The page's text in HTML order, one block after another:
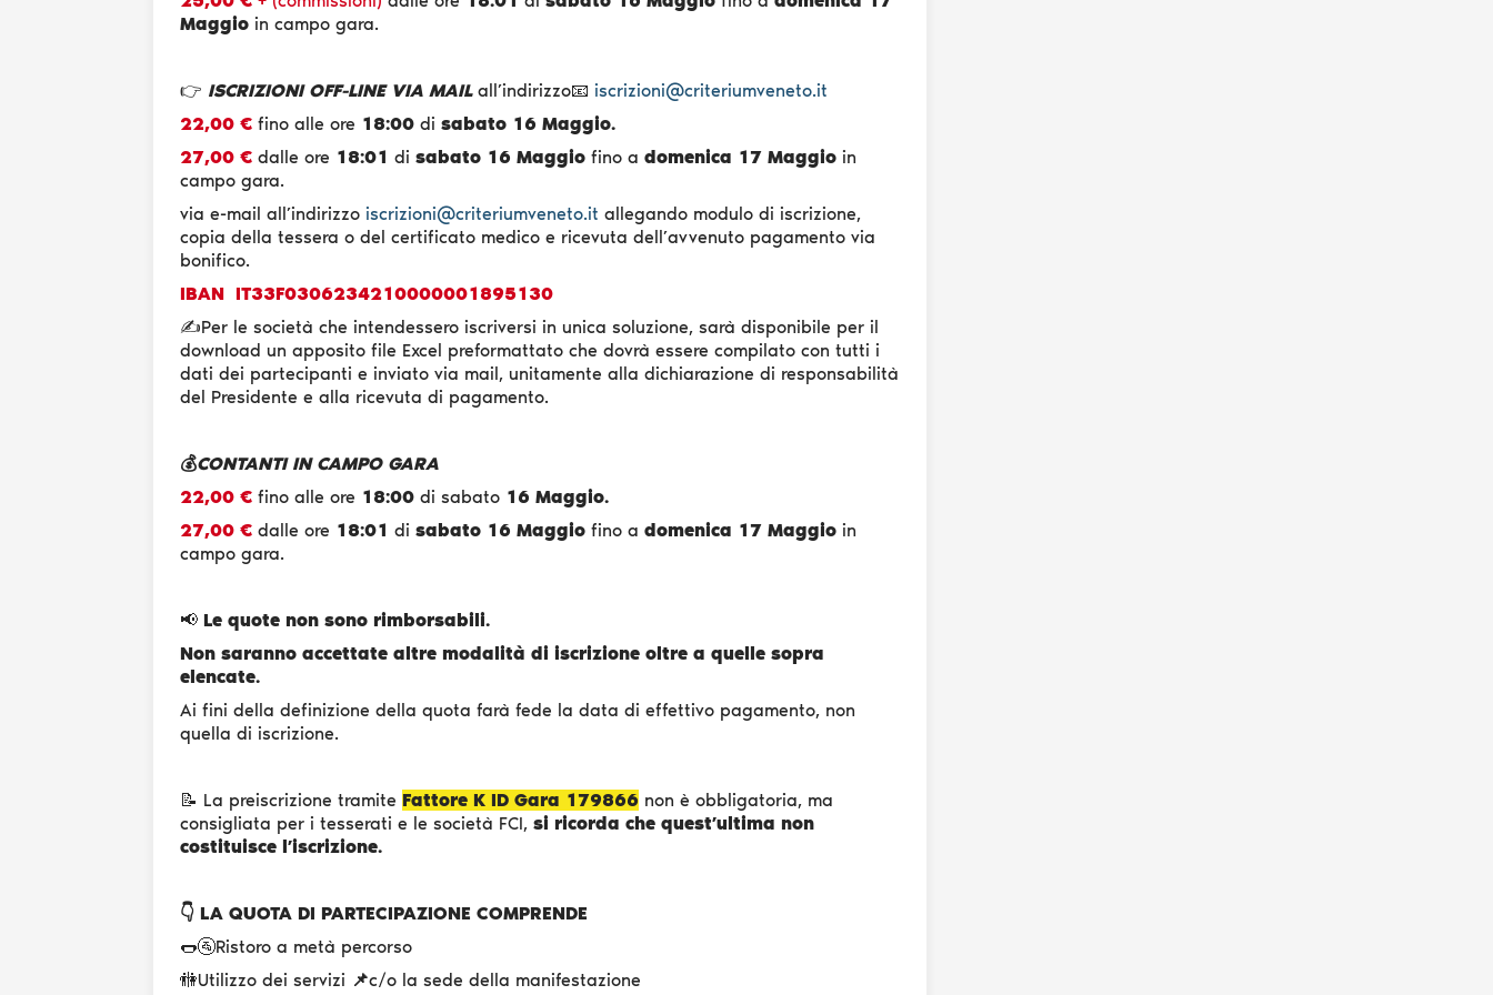
Maggio in campo gara.
👉 ISCRIZIONI OFF-LINE VIA MAILall’indirizzo📧 iscrizioni@criteriumveneto.it
22,00 € fino alle ore 18:00 di sabato 16 Maggio.
27,00 € dalle ore 18:01 di sabato 16 Maggio fino a domenica 17 Maggio in
campo gara.
via e-mail all’indirizzo iscrizioni@criteriumveneto.it allegando modulo di iscrizione,
copia della tessera o del certificato medico e ricevuta dell’avvenuto pagamento via
bonifico.
IBAN IT33F0306234210000001895130
✍️Per le società che intendessero iscriversi in unica soluzione, sarà disponibile per il
download un apposito file Excel preformattato che dovrà essere compilato con tutti i
dati dei partecipanti e inviato via mail, unitamente alla dichiarazione di responsabilità
del Presidente e alla ricevuta di pagamento.
💰CONTANTI IN CAMPO GARA
22,00 € fino alle ore 18:00 di sabato 16 Maggio.
27,00 € dalle ore 18:01 di sabato 16 Maggio fino a domenica 17 Maggio in
campo gara.
📢 Le quote non sono rimborsabili.
Non saranno accettate altre modalità di iscrizione oltre a quelle sopra
elencate.
Ai fini della definizione della quota farà fede la data di effettivo pagamento, non
quella di iscrizione.
📝 La preiscrizione tramite Fattore K ID Gara 179866 non è obbligatoria, ma
consigliata per i tesserati e le società FCI, si ricorda che quest’ultima non
costituisce l’iscrizione.
👇 LA QUOTA DI PARTECIPAZIONE COMPRENDE
🌭🚰Ristoro a metà percorso
🚻Utilizzo dei servizi 📌c/o la sede della manifestazione